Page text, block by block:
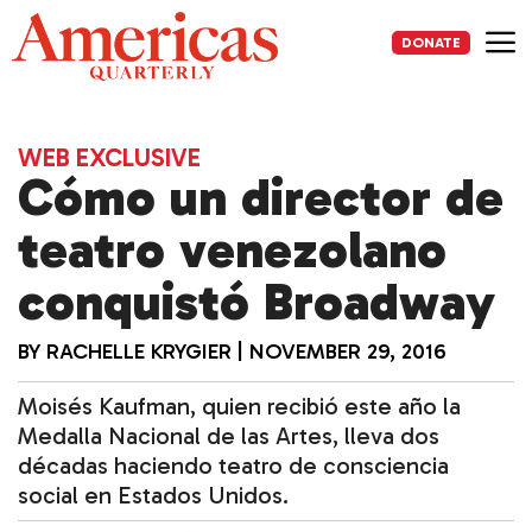
Skip
to
content
DONATE
WEB EXCLUSIVE
Cómo un director de
teatro venezolano
conquistó Broadway
BY RACHELLE KRYGIER NOVEMBER 29, 2016
Moisés Kaufman, quien recibió este año la
Medalla Nacional de las Artes, lleva dos
décadas haciendo teatro de consciencia
social en Estados Unidos.